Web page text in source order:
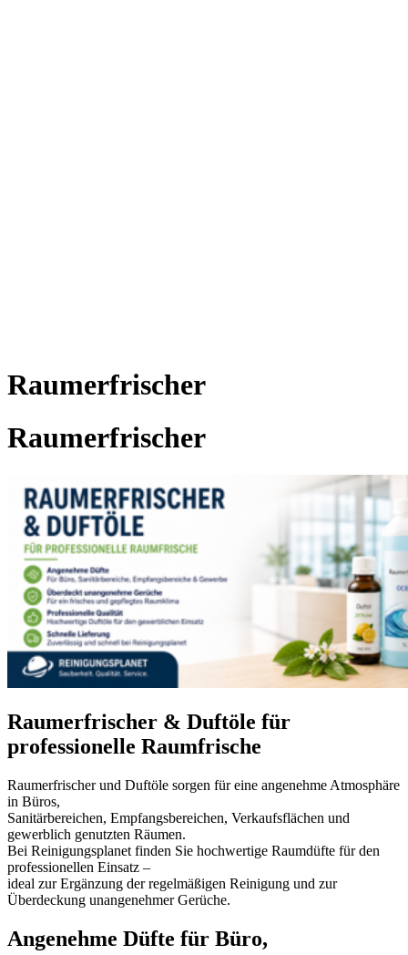
Raumerfrischer
Raumerfrischer
Raumerfrischer & Duftöle für
professionelle Raumfrische
Raumerfrischer und Duftöle sorgen für eine angenehme Atmosphäre
in Büros,
Sanitärbereichen, Empfangsbereichen, Verkaufsflächen und
gewerblich genutzten Räumen.
Bei Reinigungsplanet finden Sie hochwertige Raumdüfte für den
professionellen Einsatz –
ideal zur Ergänzung der regelmäßigen Reinigung und zur
Überdeckung unangenehmer Gerüche.
Angenehme Düfte für Büro,